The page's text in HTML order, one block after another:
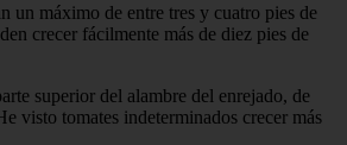
un máximo de entre tres y cuatro pies de
crecer fácilmente más de diez pies de
superior del alambre del enrejado, de
visto tomates indeterminados crecer más